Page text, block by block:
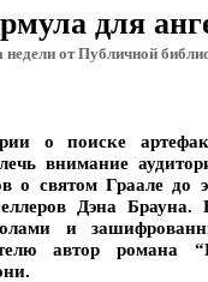
для
недели от Публичной
о поиске
внимание
о святом Граале до
Дэна
и
автор романа